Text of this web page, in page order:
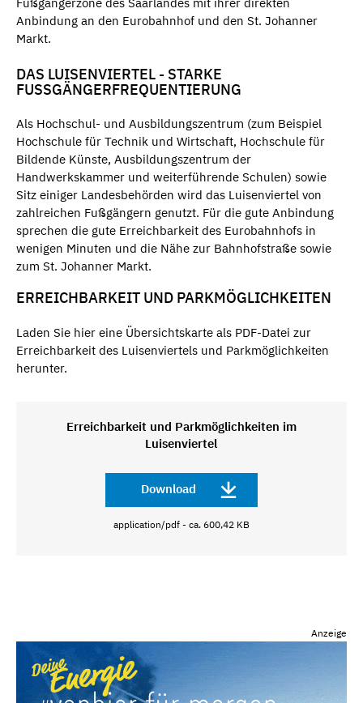
Anbindung an den Eurobahnhof und den St. Johanner
Markt.
DAS LUISENVIERTEL - STARKE
FUSSGÄNGERFREQUENTIERUNG
Als Hochschul- und Ausbildungszentrum (zum Beispiel
Hochschule für Technik und Wirtschaft, Hochschule für
Bildende Künste, Ausbildungszentrum der
Handwerkskammer und weiterführende Schulen) sowie
Sitz einiger Landesbehörden wird das Luisenviertel von
zahlreichen Fußgängern genutzt. Für die gute Anbindung
sprechen die gute Erreichbarkeit des Eurobahnhofs in
wenigen Minuten und die Nähe zur Bahnhofstraße sowie
zum St. Johanner Markt.
ERREICHBARKEIT UND PARKMÖGLICHKEITEN
Laden Sie hier eine Übersichtskarte als PDF-Datei zur
Erreichbarkeit des Luisenviertels und Parkmöglichkeiten
herunter.
Erreichbarkeit und Parkmöglichkeiten im
Luisenviertel
Download
application/pdf - ca. 600,42 KB
Anzeige